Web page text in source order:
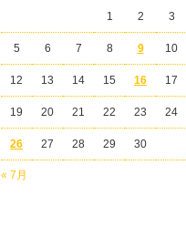
« 7月
1 2 3
5 6 7 8 9 10
12 13 14 15 16 17
19 20 21 22 23 24
26 27 28 29 30